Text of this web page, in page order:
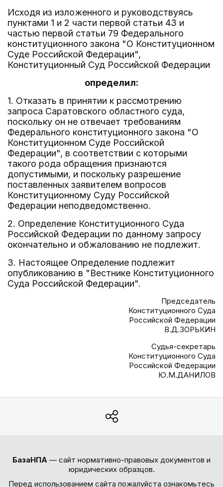
Исходя из изложенного и руководствуясь
пунктами 1 и 2 части первой статьи 43 и
частью первой статьи 79 Федерального
конституционного закона "О Конституционном
Суде Российской Федерации",
Конституционный Суд Российской Федерации
определил:
1. Отказать в принятии к рассмотрению
запроса Саратовского областного суда,
поскольку он не отвечает требованиям
Федерального конституционного закона "О
Конституционном Суде Российской
Федерации", в соответствии с которыми
такого рода обращения признаются
допустимыми, и поскольку разрешение
поставленных заявителем вопросов
Конституционному Суду Российской
Федерации неподведомственно.
2. Определение Конституционного Суда
Российской Федерации по данному запросу
окончательно и обжалованию не подлежит.
3. Настоящее Определение подлежит
опубликованию в "Вестнике Конституционного
Суда Российской Федерации".
Председатель
Конституционного Суда
Российской Федерации
В.Д.ЗОРЬКИН
Судья-секретарь
Конституционного Суда
Российской Федерации
Ю.М.ДАНИЛОВ
БазаНПА — сайт нормативно-правовых документов и
юридических образцов.
Перед использованием сайта пожалуйста ознакомьтесь